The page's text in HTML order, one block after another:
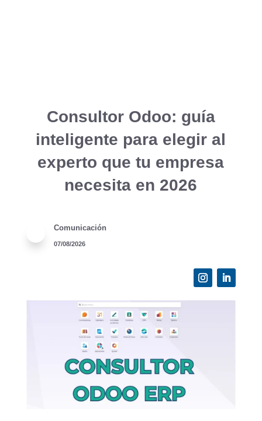
Consultor Odoo: guía
inteligente para elegir al
experto que tu empresa
necesita en 2026
Comunicación
07/08/2026